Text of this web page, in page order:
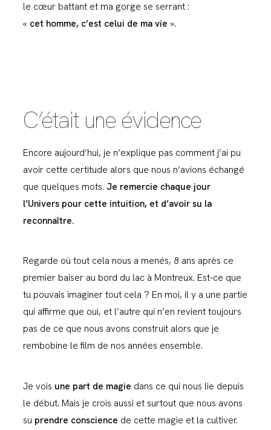
le cœur battant et ma gorge se serrant :
« cet homme, c’est celui de ma vie ».
C’était une évidence
Encore aujourd’hui, je n’explique pas comment j’ai pu
avoir cette certitude alors que nous n’avions échangé
que quelques mots. Je remercie chaque jour
l’Univers pour cette intuition, et d’avoir su la
reconnaître.
Regarde où tout cela nous a menés, 8 ans après ce
premier baiser au bord du lac à Montreux. Est-ce que
tu pouvais imaginer tout cela ? En moi, il y a une partie
qui affirme que oui, et l’autre qui n’en revient toujours
pas de ce que nous avons construit alors que je
rembobine le film de nos années ensemble.
Je vois une part de magie dans ce qui nous lie depuis
le début. Mais je crois aussi et surtout que nous avons
su prendre conscience de cette magie et la cultiver.